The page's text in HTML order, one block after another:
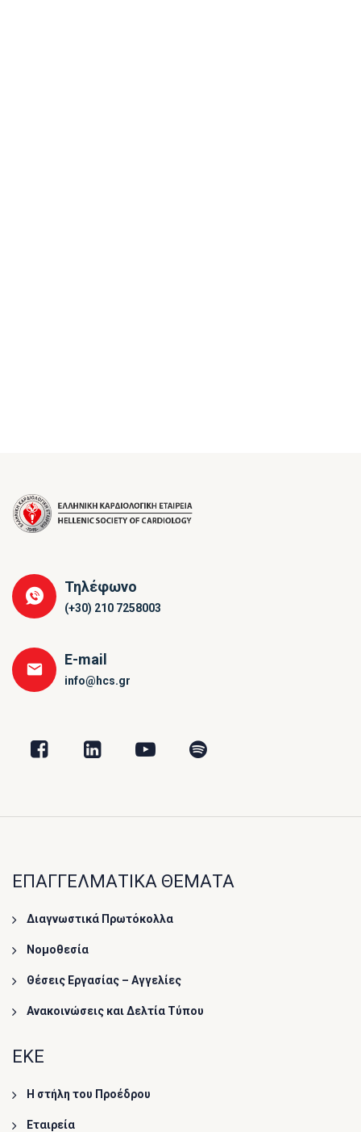
Τηλέφωνο
(+30) 210 7258003
E-mail
info@hcs.gr
ΕΠΑΓΓΕΛΜΑΤΙΚΑ ΘΕΜΑΤΑ
Διαγνωστικά Πρωτόκολλα
Νομοθεσία
Θέσεις Εργασίας – Αγγελίες
Ανακοινώσεις και Δελτία Τύπου
ΕΚΕ
Η στήλη του Προέδρου
Εταιρεία